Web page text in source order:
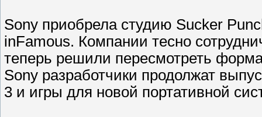
Sony приобрела студию Sucker
inFamous. Компании тесно
теперь решили пересмотреть
Sony разработчики продолжат
3 и игры для новой портативной